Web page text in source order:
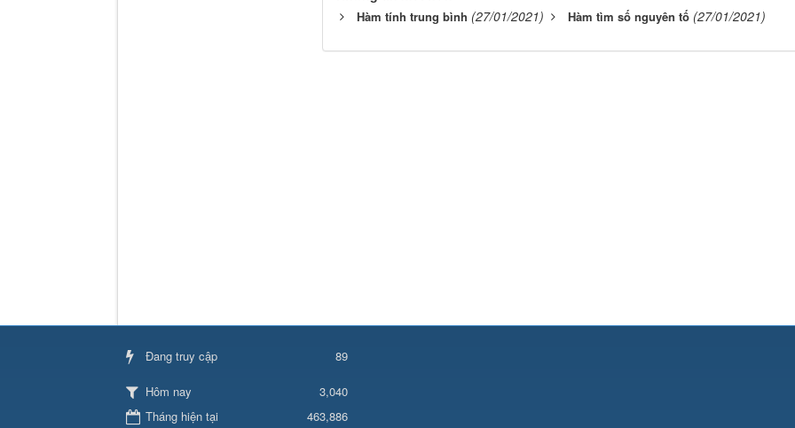
Hàm tính trung bình (27/01/2021) Hàm tìm số nguyên tố (27/01/2021)
Đang truy cập 89
Hôm nay
3,040
Tháng hiện tại
463,886